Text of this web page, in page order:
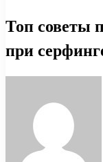
Топ советы
при